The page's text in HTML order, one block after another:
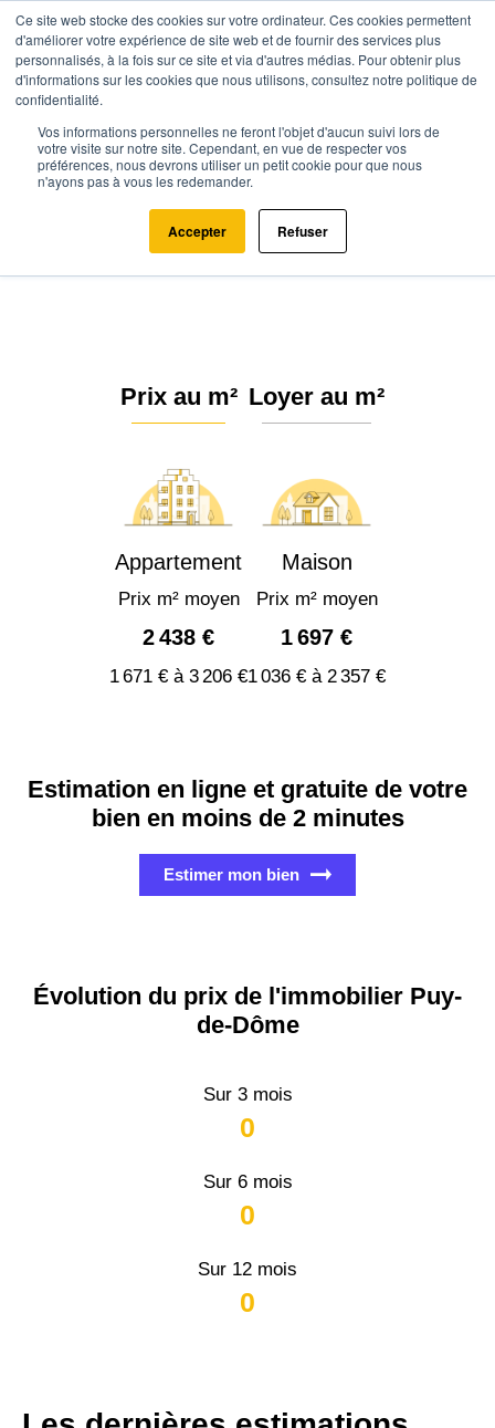
Ce site web stocke des cookies sur votre ordinateur. Ces cookies permettent
d'améliorer votre expérience de site web et de fournir des services plus
personnalisés, à la fois sur ce site et via d'autres médias. Pour obtenir plus
d'informations sur les cookies que nous utilisons, consultez notre politique de
confidentialité.
Vos informations personnelles ne feront l'objet d'aucun suivi lors de
votre visite sur notre site. Cependant, en vue de respecter vos
préférences, nous devrons utiliser un petit cookie pour que nous
n'ayons pas à vous les redemander.
Accepter Refuser
Agence.immo Prix immobilier Auvergne-Rhône-Alpes
Puy-de-Dôme (63)
Prix de l'immobilier au m² Puy-de-
Dôme (63)
Prix au m²
Appartement
Prix m² moyen
2 438 €
1 671 € à 3 206 €
Loyer au m²
Maison
Prix m² moyen
1 697 €
1 036 € à 2 357 €
Estimation en ligne et gratuite de votre
bien en moins de 2 minutes
Estimer mon bien
Évolution du prix de l'immobilier Puy-
de-Dôme
Sur 3 mois
0
Sur 6 mois
0
Sur 12 mois
0